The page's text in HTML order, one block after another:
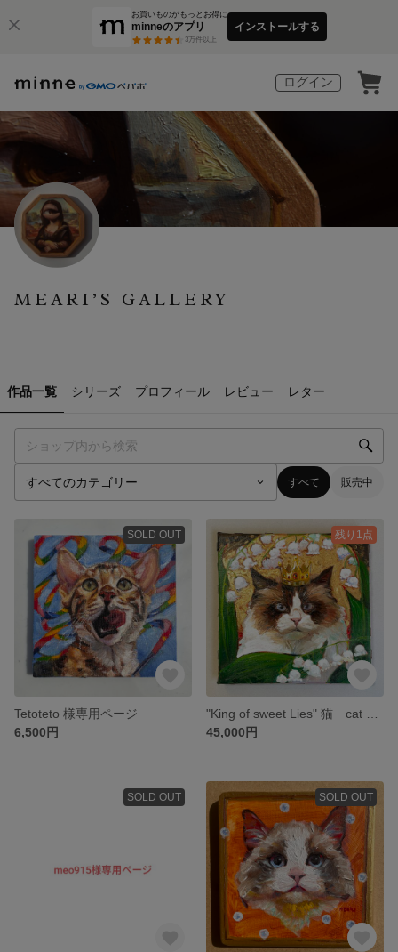
お買いものがもっとお得に
minneのアプリ
3万件以上
インストールする
ログイン
MEARI’S GALLERY
作品一覧 シリーズ プロフィール レビュー レター
すべて 販売中
SOLD OUT
Tetoteto 様専用ページ
6,500円
残り1点
45,000円
SOLD OUT SOLD OUT